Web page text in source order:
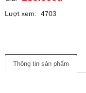
Lượt xem: 4703
Thông tin sản phẩm